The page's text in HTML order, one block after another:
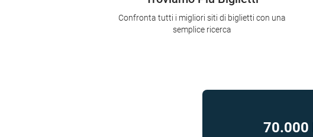
Confronta tutti i migliori siti di biglietti con una
semplice ricerca
70.000